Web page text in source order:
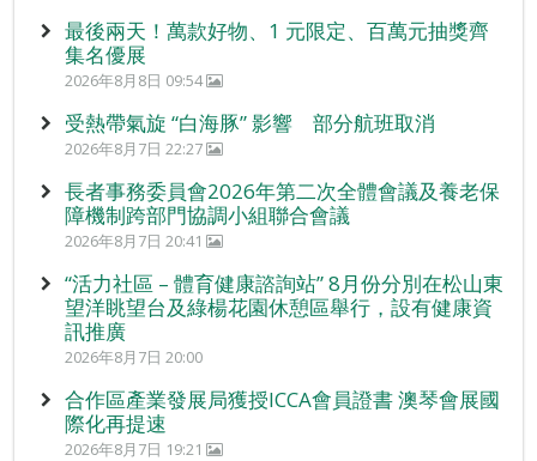
最後兩天！萬款好物、1 元限定、百萬元抽獎齊
集名優展
2026年8月8日 09:54
受熱帶氣旋 “白海豚” 影響 部分航班取消
2026年8月7日 22:27
長者事務委員會2026年第二次全體會議及養老保
障機制跨部門協調小組聯合會議
2026年8月7日 20:41
“活力社區 – 體育健康諮詢站” 8月份分別在松山東
望洋眺望台及綠楊花園休憩區舉行，設有健康資
訊推廣
2026年8月7日 20:00
合作區產業發展局獲授ICCA會員證書 澳琴會展國
際化再提速
2026年8月7日 19:21